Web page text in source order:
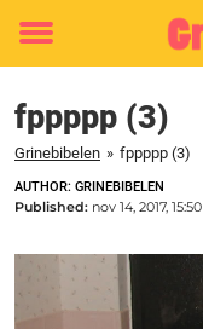
Toggle
fppppp (3)
Grinebibelen » fppppp (3)
AUTHOR: GRINEBIBELEN
Published: nov 14, 2017, 15:50